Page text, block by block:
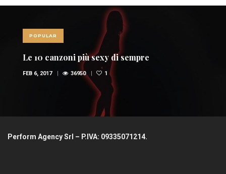
POPULAR
Red Power, nel mondo della musica spopolano
i rossi (FOTO E VIDEO)
35671
Perform Agency Srl – P.IVA: 09335071214.